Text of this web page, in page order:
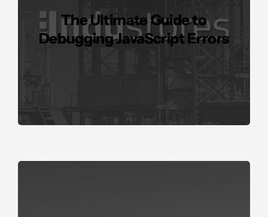
The Ultimate Guide to
Debugging JavaScript Errors